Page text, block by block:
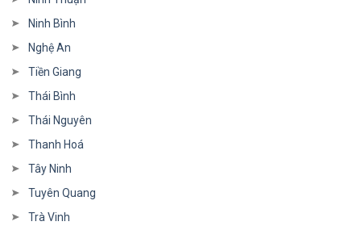
Ninh Bình
Nghệ An
Tiền Giang
Thái Bình
Thái Nguyên
Thanh Hoá
Tây Ninh
Tuyên Quang
Trà Vinh